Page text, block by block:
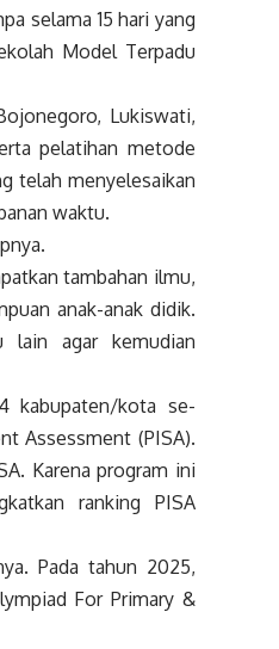
selama 15 hari yang
Model Terpadu
Lukiswati,
pelatihan metode
telah menyelesaikan
waktu.
tambahan ilmu,
anak-anak didik.
lain agar kemudian
kabupaten/kota se-
Assessment (PISA).
Karena program ini
ranking PISA
Pada tahun 2025,
For Primary &